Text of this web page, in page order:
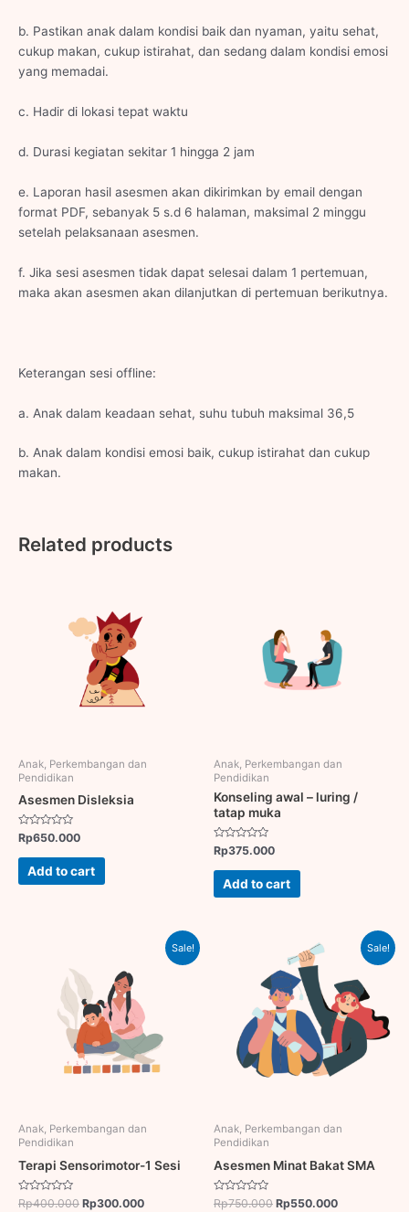
b. Pastikan anak dalam kondisi baik dan nyaman, yaitu sehat,
cukup makan, cukup istirahat, dan sedang dalam kondisi emosi
yang memadai.
c. Hadir di lokasi tepat waktu
d. Durasi kegiatan sekitar 1 hingga 2 jam
e. Laporan hasil asesmen akan dikirimkan by email dengan
format PDF, sebanyak 5 s.d 6 halaman, maksimal 2 minggu
setelah pelaksanaan asesmen.
f. Jika sesi asesmen tidak dapat selesai dalam 1 pertemuan,
maka akan asesmen akan dilanjutkan di pertemuan berikutnya.
Keterangan sesi offline:
a. Anak dalam keadaan sehat, suhu tubuh maksimal 36,5
b. Anak dalam kondisi emosi baik, cukup istirahat dan cukup
makan.
Related products
Anak, Perkembangan dan
Pendidikan
Asesmen Disleksia
Rated
0
out
Rp650.000
Add to cart
Anak, Perkembangan dan
Pendidikan
Konseling awal – luring /
tatap muka
Rated
0
out
Rp375.000
Add to cart
Sale!
Anak, Perkembangan dan
Pendidikan
Terapi Sensorimotor-1 Sesi
Rated
Rp400.000
Rp400.000.
Rp300.000
Current
price
Sale!
Anak, Perkembangan dan
Pendidikan
Asesmen Minat Bakat SMA
Rated
Rp750.000
Original
price
was:
Rp750.000.
Rp550.000
Current
price
Rp550.000.